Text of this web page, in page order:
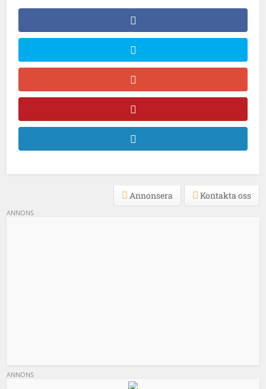
Kontakta oss
Annonsera
ANNONS
ANNONS